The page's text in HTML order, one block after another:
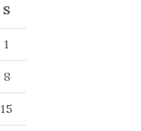
S
1
8
15